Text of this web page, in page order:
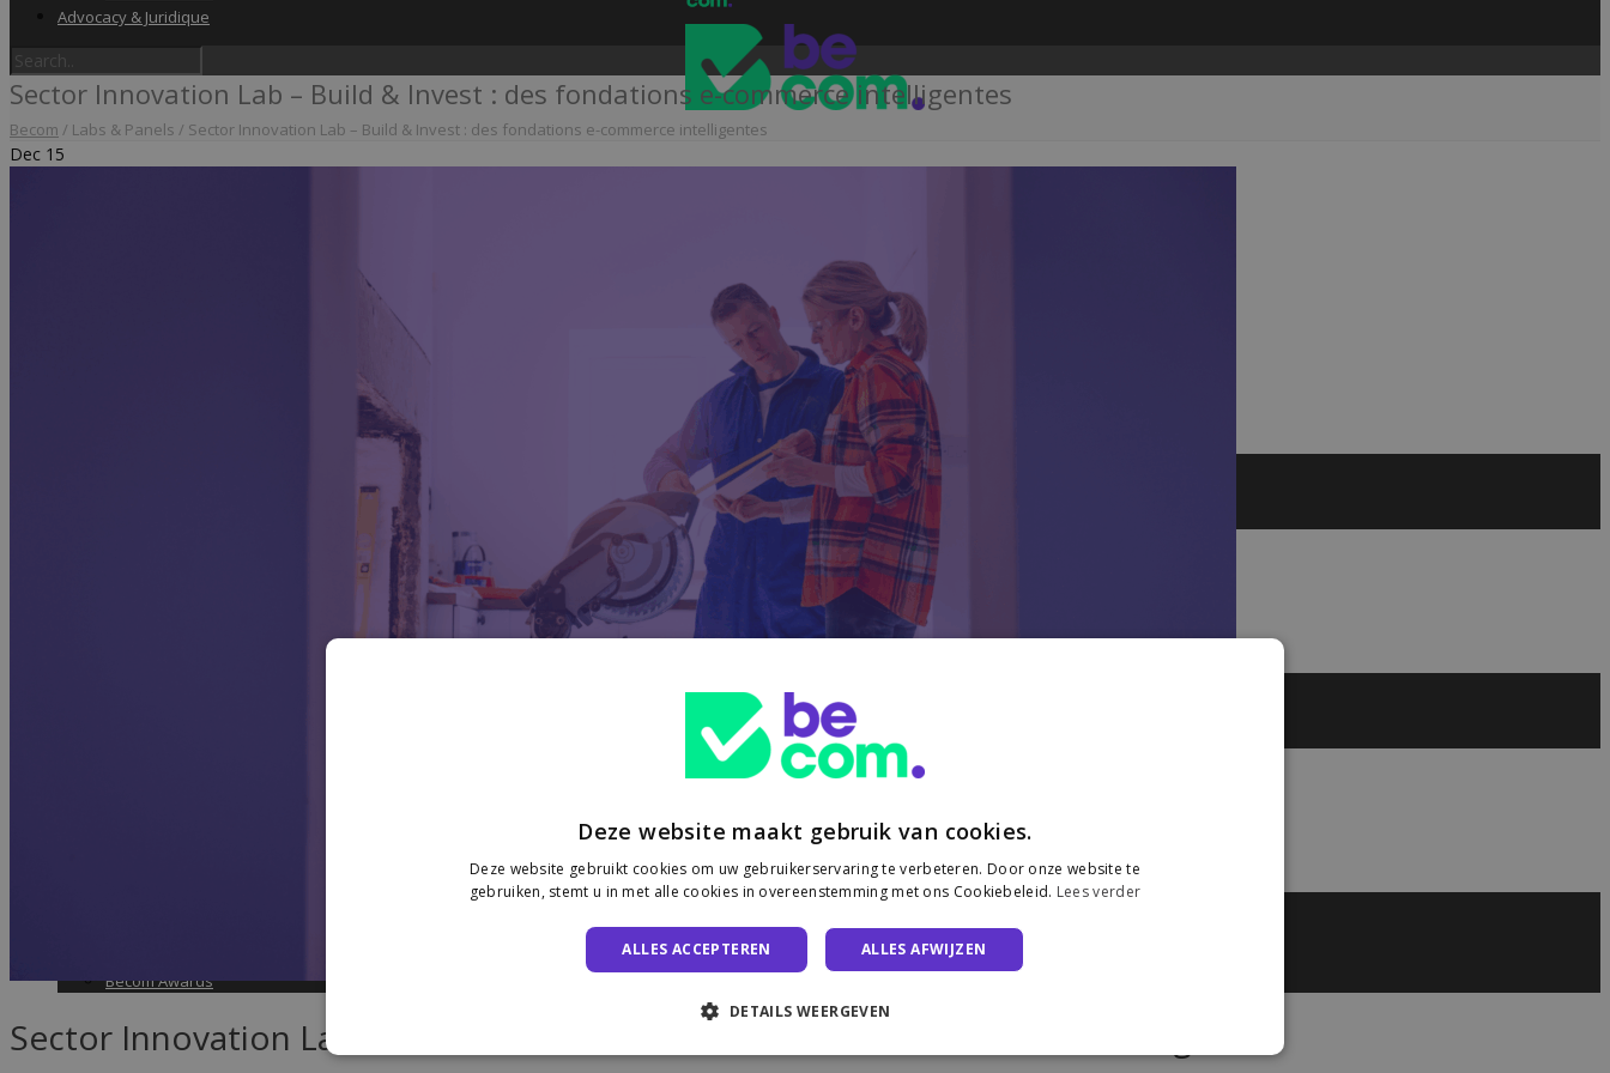
Becom Awards
Advocacy & Juridique
Sector Innovation Lab – Build & Invest : des fondations e-commerce intelligentes
Becom / Labs & Panels / Sector Innovation Lab – Build & Invest : des fondations e-commerce intelligentes
Dec 15
Sector Innovation Lab – Build & Invest : des fondations e-commerce intelligentes
Deze website maakt gebruik van cookies.
Deze website gebruikt cookies om uw gebruikerservaring te verbeteren. Door onze website te
gebruiken, stemt u in met alle cookies in overeenstemming met ons Cookiebeleid. Lees verder
ALLES ACCEPTEREN ALLES AFWIJZEN
DETAILS WEERGEVEN